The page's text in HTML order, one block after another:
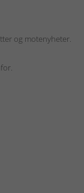
og motenyheter.